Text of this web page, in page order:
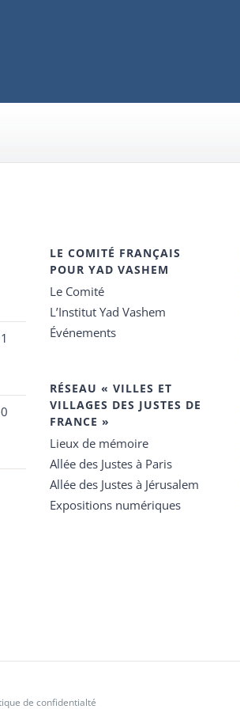
LE COMITÉ FRANÇAIS
POUR YAD VASHEM
Le Comité
L’Institut Yad Vashem
Événements
RÉSEAU « VILLES ET
VILLAGES DES JUSTES DE
FRANCE »
Lieux de mémoire
Allée des Justes à Paris
Allée des Justes à Jérusalem
Expositions numériques
de confidentialté